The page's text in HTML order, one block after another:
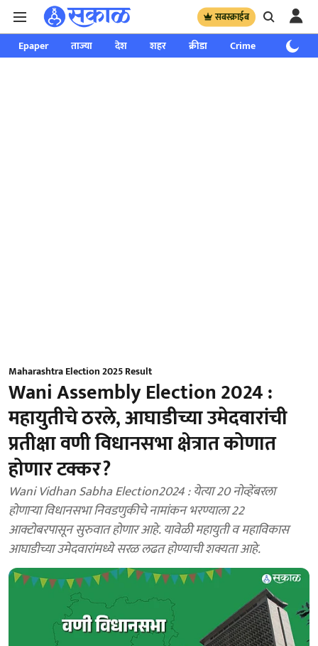
सबस्क्राईब
Epaper ताज्या देश शहर क्रीडा Crime साप्ताहिक
Maharashtra Election 2025 Result
Wani Assembly Election 2024 :
महायुतीचे ठरले, आघाडीच्या उमेदवारांची
प्रतीक्षा वणी विधानसभा क्षेत्रात कोणात
होणार टक्कर?
Wani Vidhan Sabha Election2024 : येत्या 20 नोव्हेंबरला
होणार्‍या विधानसभा निवडणुकीचे नामांकन भरण्याला 22
आक्टोबरपासून सुरुवात होणार आहे. यावेळी महायुती व महाविकास
आघाडीच्या उमेदवारांमध्ये सरळ लढत होण्याची शक्यता आहे.